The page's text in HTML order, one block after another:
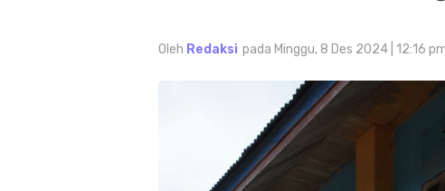
Oleh Redaksi pada Minggu, 8 Des 2024 | 12:16